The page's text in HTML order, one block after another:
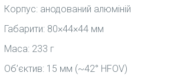
Корпус: анодований алюміній
Габарити: 80×44×44 мм
Маса: 233 г
Об’єктив: 15 мм (~42° HFOV)